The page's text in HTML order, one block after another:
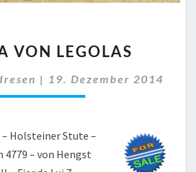
VON
VON LEGOLAS
| 19. Dezember 2014
– Holsteiner Stute –
4779 – von Hengst